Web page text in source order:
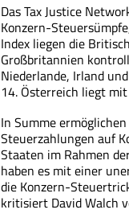
Das Tax Justice
Konzern-
Index liegen die
Großbritannien
Niederlande, Irland
14. Österreich liegt
In Summe
Steuerzahlungen auf
Staaten im Rahmen
haben es mit einer
die Konzern-
kritisiert David Walch